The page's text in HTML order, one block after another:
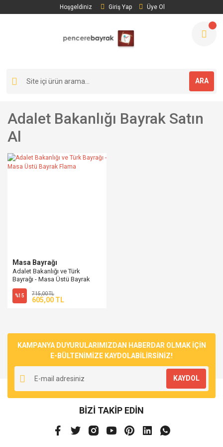
Hoşgeldiniz Giriş Yap Üye Ol
ARA
Adalet Bakanlığı Bayrak Satın
Al
Masa Bayrağı
Adalet Bakanlığı ve Türk
Bayrağı - Masa Üstü Bayrak
Flama
%15 715,00 TL
605,00 TL
KAMPANYA DUYURULARIMIZDAN HABERDAR OLMAK İÇİN
E-BÜLTENİMİZE KAYDOLABİLİRSİNİZ!
KAYDOL
BİZİ TAKİP EDİN